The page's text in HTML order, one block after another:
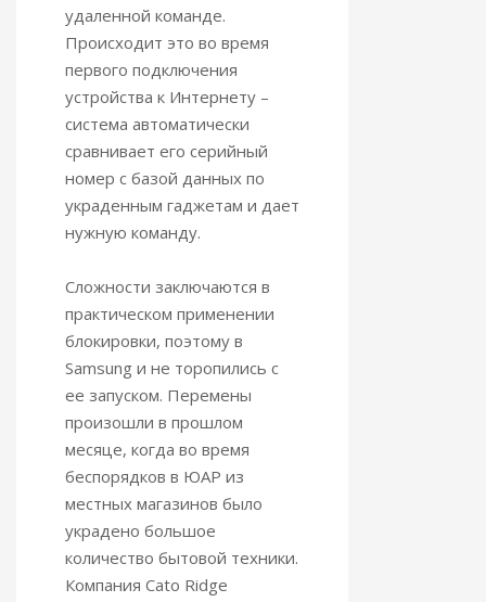
удаленной команде.
Происходит это во время
первого подключения
устройства к Интернету –
система автоматически
сравнивает его серийный
номер с базой данных по
украденным гаджетам и дает
нужную команду.
Сложности заключаются в
практическом применении
блокировки, поэтому в
Samsung и не торопились с
ее запуском. Перемены
произошли в прошлом
месяце, когда во время
беспорядков в ЮАР из
местных магазинов было
украдено большое
количество бытовой техники.
Компания Cato Ridge